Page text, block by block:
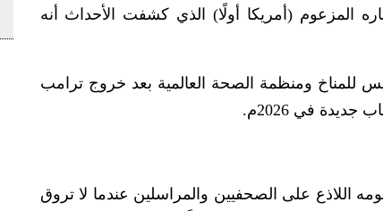
(أمريكا أولًا) الذي كشفت الأحداث أنه
للمناخ ومنظمة الصحة العالمية بعد خروج ترامب
اللاذع على الصحفيين والمراسلين عندما لا تروق